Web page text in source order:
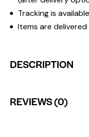
Tracking is
Items are
DESCRIPTION
REVIEWS (0)